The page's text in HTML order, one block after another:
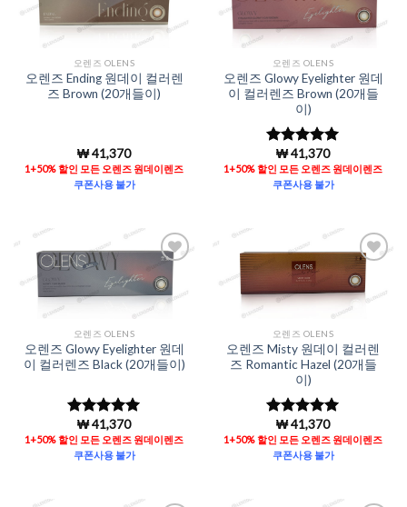
Add to
Wishlist
오렌즈 OLENS
오렌즈 Ending 원데이 컬러렌
즈 Brown (20개들이)
₩41,370
1+50% 할인 모든 오렌즈 원데이렌즈
쿠폰사용 불가
Wishlist
오렌즈 OLENS
오렌즈 Glowy Eyelighter 원데
이 컬러렌즈 Brown (20개들
이)
5 중에서
로 평가됨
₩41,370
1+50% 할인 모든 오렌즈 원데이렌즈
쿠폰사용 불가
Wishlist
오렌즈 OLENS
오렌즈 Glowy Eyelighter 원데
이 컬러렌즈 Black (20개들이)
5 중에서
로 평가됨
₩41,370
1+50% 할인 모든 오렌즈 원데이렌즈
쿠폰사용 불가
Add to
Wishlist
오렌즈 OLENS
오렌즈 Misty 원데이 컬러렌
즈 Romantic Hazel (20개들
이)
5 중에서
로 평가됨
₩41,370
1+50% 할인 모든 오렌즈 원데이렌즈
쿠폰사용 불가